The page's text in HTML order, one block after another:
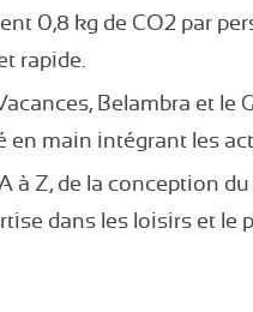
0,8 kg de CO2 par
rapide.
Belambra et le
en main intégrant les
à Z, de la conception
dans les loisirs et le